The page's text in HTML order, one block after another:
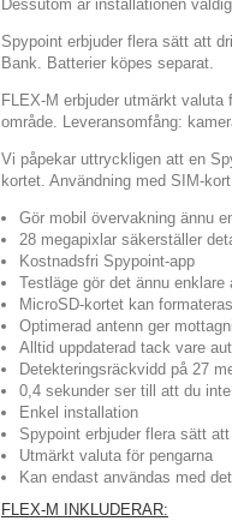
Dessutom är installationen
Spypoint erbjuder flera sätt att
Bank. Batterier köpes separat.
FLEX-M erbjuder utmärkt
område. Leveransomfång:
Vi påpekar uttryckligen att en
kortet. Användning med SIM-
Gör mobil övervakning ännu
28 megapixlar säkerställer
Kostnadsfri Spypoint-app
Testläge gör det ännu
MicroSD-kortet kan
Optimerad antenn ger
Alltid uppdaterad tack vare
Detekteringsräckvidd på 27
0,4 sekunder ser till att du
Enkel installation
Spypoint erbjuder flera sätt
Utmärkt valuta för pengarna
Kan endast användas med
FLEX-M INKLUDERAR: